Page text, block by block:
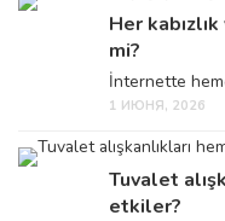
Her
mi?
İnternette
1 ИЮНЯ, 2026
Tuvalet
etkiler?